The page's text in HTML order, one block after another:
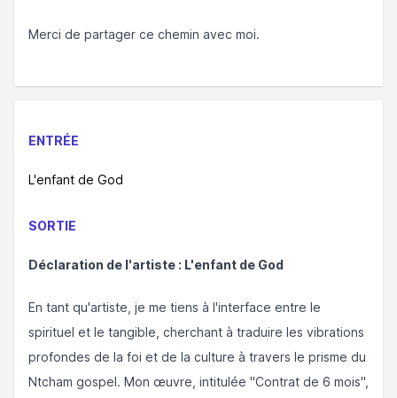
Merci de partager ce chemin avec moi.
ENTRÉE
L'enfant de God
SORTIE
Déclaration de l'artiste : L'enfant de God
En tant qu'artiste, je me tiens à l'interface entre le
spirituel et le tangible, cherchant à traduire les vibrations
profondes de la foi et de la culture à travers le prisme du
Ntcham gospel. Mon œuvre, intitulée "Contrat de 6 mois",